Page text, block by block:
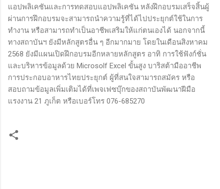
แอปพลิเคชันและการทดสอบแอปพลิเคชัน หลังฝึกอบรมเสร็จสิ้นผู้
ผ่านการฝึกอบรมจะสามารถนำความรู้ที่ได้ไปประยุกต์ใช้ในการ
ทำงาน หรือสามารถทำเป็นอาชีพเสริมให้แก่ตนเองได้ นอกจากนี้
ทางสถาบันฯ ยังมีหลักสูตรอื่น ๆ อีกมากมาย โดยในเดือนสิงหาคม
2568 ยังมีแผนเปิดฝึกอบรมอีกหลายหลักสูตร อาทิ การใช้ฟังก์ชั่น
และบริหารข้อมูลด้วย Microsolf Excel ขั้นสูง บาริสต้ามืออาชีพ
การประกอบอาหารไทยประยุกต์ ผู้ที่สนใจสามารถสมัคร หรือ
สอบถามข้อมูลเพิ่มเติมได้ที่เพจเฟซบุ๊กของสถาบันพัฒนาฝีมือ
แรงงาน 21 ภูเก็ต หรือเบอร์โทร 076-685270